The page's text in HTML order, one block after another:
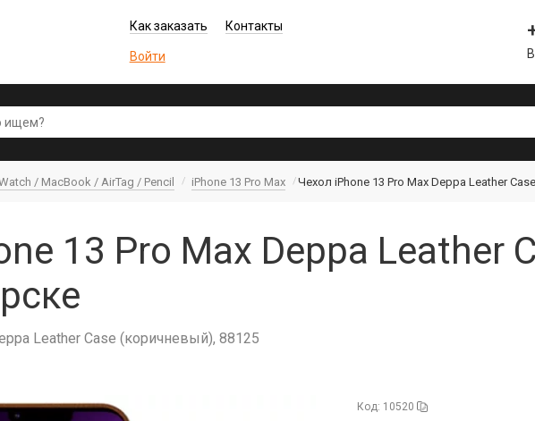
Как заказать Контакты
Войти
/ MacBook / AirTag / Pencil iPhone 13 Pro Max Чехол iPhone 13 Pro Max Deppa Leather
13 Pro Max Deppa Leather
Leather Case (коричневый), 88125
Код: 10520